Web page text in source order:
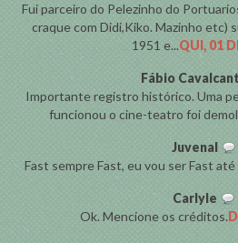
Fui parceiro do Pelezinho do
craque com Didi,Kiko. Mazinho etc)
1951 e...QUI, 01
Fábio
Importante registro histórico. Uma
funcionou o cine-teatro foi
Juvenal
Fast sempre Fast, eu vou ser Fast até
Carlyle
Ok. Mencione os créditos.